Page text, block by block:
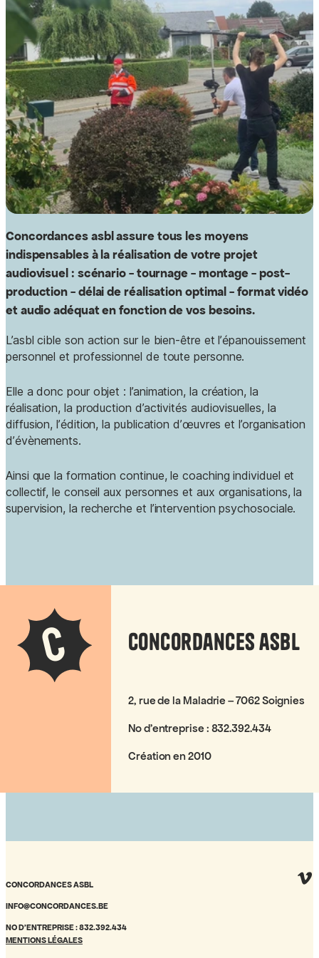
Concordances asbl assure tous les moyens
indispensables à la réalisation de votre projet
audiovisuel : scénario - tournage - montage - post-
production - délai de réalisation optimal - format vidéo
et audio adéquat en fonction de vos besoins.
L’asbl cible son action sur le bien-être et l’épanouissement
personnel et professionnel de toute personne.
Elle a donc pour objet : l’animation, la création, la
réalisation, la production d’activités audiovisuelles, la
diffusion, l’édition, la publication d’œuvres et l’organisation
d’évènements.
Ainsi que la formation continue, le coaching individuel et
collectif, le conseil aux personnes et aux organisations, la
supervision, la recherche et l’intervention psychosociale.
Concordances asbl
2, rue de la Maladrie – 7062 Soignies
No d’entreprise : 832.392.434
Création en 2010
C
CONCORDANCES ASBL
INFO@CONCORDANCES.BE
NO D’ENTREPRISE : 832.392.434
MENTIONS LÉGALES